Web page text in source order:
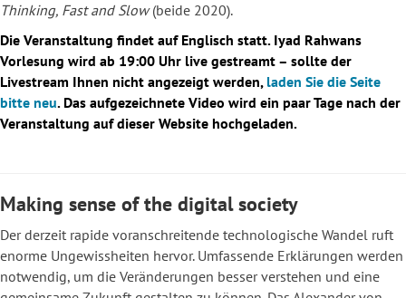
Thinking, Fast and Slow(beide 2020).
Die Veranstaltung findet auf Englisch statt. Iyad Rahwans
Vorlesung wird ab 19:00 Uhr live gestreamt – sollte der
Livestream Ihnen nicht angezeigt werden, laden Sie die Seite
bitte neu. Das aufgezeichnete Video wird ein paar Tage nach der
Veranstaltung auf dieser Website hochgeladen.
Making sense of the digital society
Der derzeit rapide voranschreitende technologische Wandel ruft
enorme Ungewissheiten hervor. Umfassende Erklärungen werden
notwendig, um die Veränderungen besser verstehen und eine